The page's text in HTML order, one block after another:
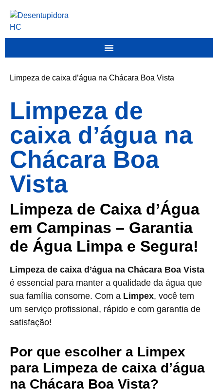
Limpeza de caixa d’água na Chácara Boa Vista
Limpeza de
caixa d’água na
Chácara Boa
Vista
Limpeza de Caixa d’Água
em Campinas – Garantia
de Água Limpa e Segura!
Limpeza de caixa d’água na Chácara Boa Vista
é essencial para manter a qualidade da água que
sua família consome. Com a Limpex, você tem
um serviço profissional, rápido e com garantia de
satisfação!
Por que escolher a Limpex
para Limpeza de caixa d’água
na Chácara Boa Vista?